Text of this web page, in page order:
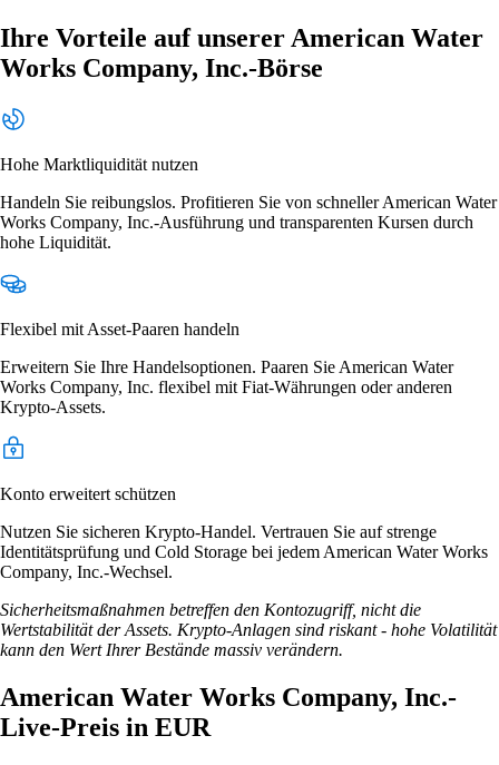
Ihre Vorteile auf unserer American Water
Works Company, Inc.-Börse
Hohe Marktliquidität nutzen
Handeln Sie reibungslos. Profitieren Sie von schneller American Water
Works Company, Inc.-Ausführung und transparenten Kursen durch
hohe Liquidität.
Flexibel mit Asset-Paaren handeln
Erweitern Sie Ihre Handelsoptionen. Paaren Sie American Water
Works Company, Inc. flexibel mit Fiat-Währungen oder anderen
Krypto-Assets.
Konto erweitert schützen
Nutzen Sie sicheren Krypto-Handel. Vertrauen Sie auf strenge
Identitätsprüfung und Cold Storage bei jedem American Water Works
Company, Inc.-Wechsel.
Sicherheitsmaßnahmen betreffen den Kontozugriff, nicht die
Wertstabilität der Assets. Krypto-Anlagen sind riskant - hohe Volatilität
kann den Wert Ihrer Bestände massiv verändern.
American Water Works Company, Inc.-
Live-Preis in EUR